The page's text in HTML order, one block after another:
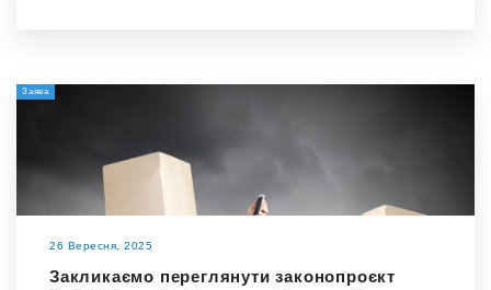
Заява
26 Вересня, 2025
Закликаємо переглянути законопроєкт